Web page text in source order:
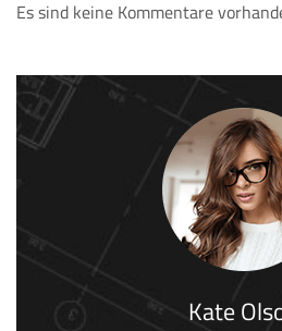
Es sind keine Kommentare
Kate